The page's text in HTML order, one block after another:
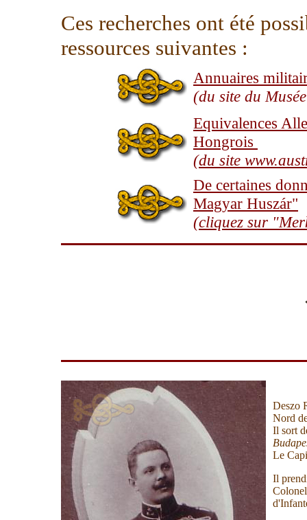
Ces recherches ont été
ressources suivantes :
Annuaires
(du site du
Equivalences
Hongrois
(du site
De certaines
Magyar Huszár"
(cliquez sur
Deszo
Nord
Il sort
Le
Il